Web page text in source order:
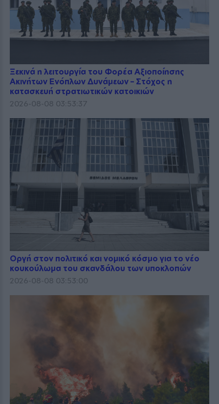
Ξεκινά η λειτουργία του Φορέα Αξιοποίησης
Ακινήτων Ενόπλων Δυνάμεων – Στόχος η
κατασκευή στρατιωτικών κατοικιών
2026-08-08 03:53:37
Οργή στον πολιτικό και νομικό κόσμο για το νέο
κουκούλωμα του σκανδάλου των υποκλοπών
2026-08-08 03:53:00